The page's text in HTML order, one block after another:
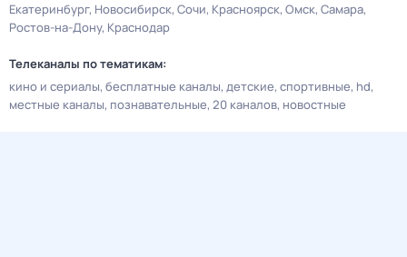
Екатеринбург Новосибирск Сочи Красноярск Омск Самара
Ростов-на-Дону Краснодар
Телеканалы по тематикам:
кино и сериалы бесплатные каналы детские спортивные hd
местные каналы познавательные 20 каналов новостные